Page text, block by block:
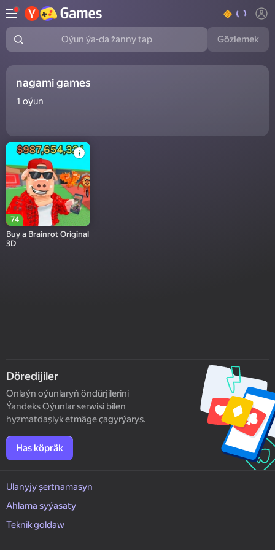
Oýun ýa-da žanny tap Gözlemek
nagami games
1 oýun
74
Buy a Brainrot Original
3D
Döredijiler
Onlaýn oýunlaryň öndürjilerini
Ýandeks Oýunlar serwisi bilen
hyzmatdaşlyk etmäge çagyrýarys.
Has köpräk
Ulanyjy şertnamasyn
Ahlama syýasaty
Teknik goldaw